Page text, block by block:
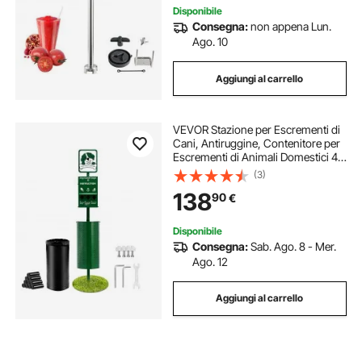
Disponibile
Consegna:non appena Lun.
Ago. 10
Aggiungi al carrello
VEVOR Stazione per Escrementi di
Cani, Antiruggine, Contenitore per
Escrementi di Animali Domestici 43
L con 600 Sacchetti per
Escrementi, Cartello, Distributore di
Sacchetti, 50 Sacchetti per Lattine
(3)
13890€
Disponibile
Consegna:Sab. Ago. 8 - Mer.
Ago. 12
Aggiungi al carrello